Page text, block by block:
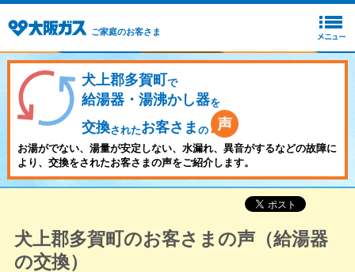
ご家庭のお客さま
犬上郡多賀町で
給湯器・湯沸かし器を
交換されたお客さま の
お湯がでない、湯量が安定しない、水漏れ、異音がするなどの故障に
より、交換をされたお客さまの声をご紹介します。
犬上郡多賀町のお客さまの声（給湯器
の交換）